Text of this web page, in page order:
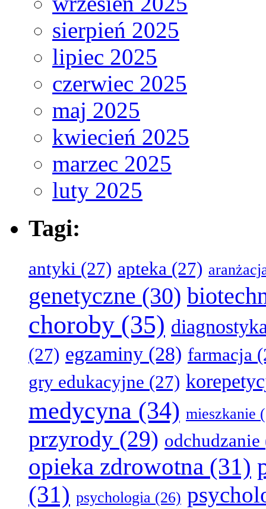
sierpień 2025
lipiec 2025
czerwiec 2025
maj 2025
kwiecień 2025
marzec 2025
luty 2025
Tagi:
antyki (27) apteka (27)
genetyczne (30)
choroby (35)
(27) egzaminy (28) farmacja
gry edukacyjne (27)
medycyna (34) mieszkanie
przyrody (29) odchudzanie
opieka zdrowotna (31)
(31) psychologia (26)